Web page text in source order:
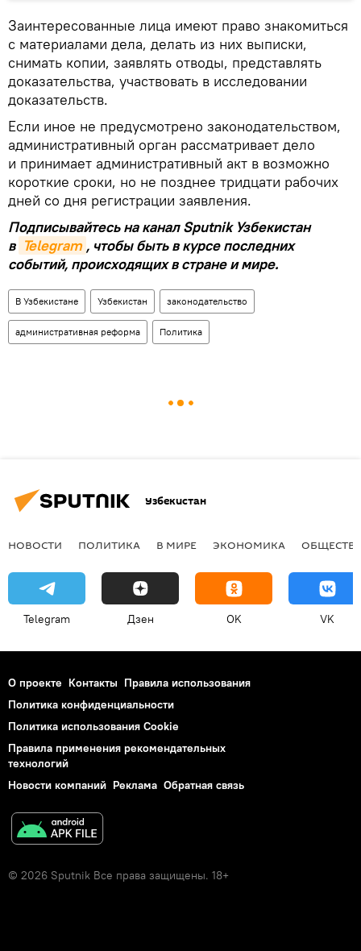
Заинтересованные лица имеют право знакомиться
с материалами дела, делать из них выписки,
снимать копии, заявлять отводы, представлять
доказательства, участвовать в исследовании
доказательств.
Если иное не предусмотрено законодательством,
административный орган рассматривает дело
и принимает административный акт в возможно
короткие сроки, но не позднее тридцати рабочих
дней со дня регистрации заявления.
Подписывайтесь на канал Sputnik Узбекистан
в Telegram , чтобы быть в курсе последних
событий, происходящих в стране и мире.
В Узбекистане Узбекистан законодательство
административная реформа Политика
Узбекистан
НОВОСТИ ПОЛИТИКА В МИРЕ ЭКОНОМИКА
Telegram Дзен OK VK
О проекте Контакты Правила использования
Политика конфиденциальности
Политика использования Cookie
Правила применения рекомендательных
технологий
Новости компаний Реклама Обратная связь
© 2026 Sputnik Все права защищены. 18+